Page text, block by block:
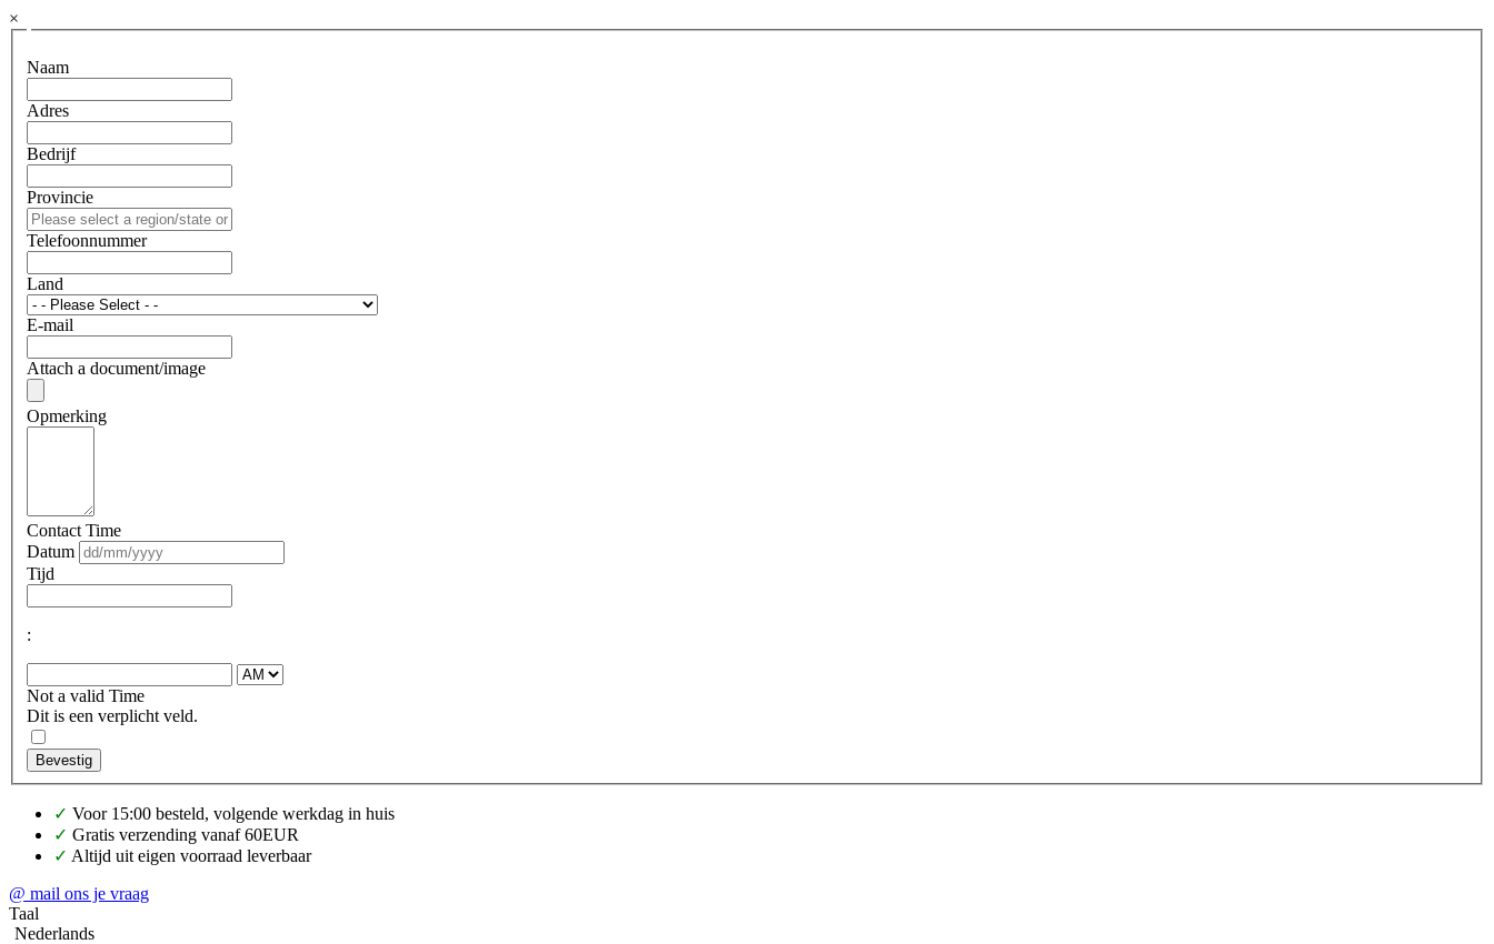
×
Naam
Adres
Bedrijf
Provincie
Telefoonnummer
Land
E-mail
Attach a document/image
Opmerking
Contact Time
Datum
Tijd
:
Not a valid Time
Dit is een verplicht veld.
Bevestig
✓ Voor 15:00 besteld, volgende werkdag in huis
✓ Gratis verzending vanaf 60EUR
✓ Altijd uit eigen voorraad leverbaar
@ mail ons je vraag
Taal
Nederlands